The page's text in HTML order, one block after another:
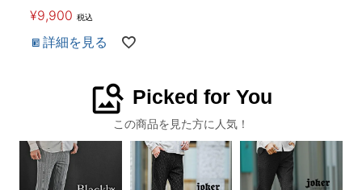
¥9,900 税込
詳細を見る
image_search Picked for You
この商品を見た方に人気！